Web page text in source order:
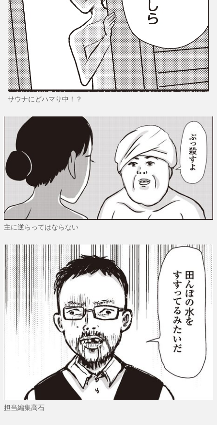
サウナにどハマり中！？
主に逆らってはならない
担当編集高石